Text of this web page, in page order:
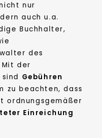
nur
auch u.a.
Buchhalter,
des
Mit der
Gebühren
zu beachten, dass
ordnungsgemäßer
Einreichung